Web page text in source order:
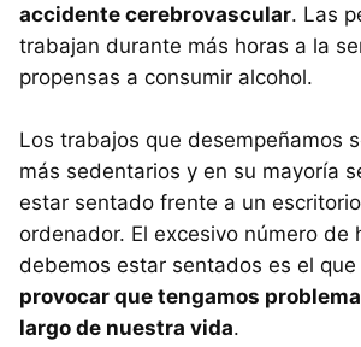
accidente cerebrovascular. Las
trabajan durante más horas a la
propensas a consumir alcohol.
Los trabajos que desempeñamos
más sedentarios y en su mayoría
estar sentado frente a un
ordenador. El excesivo número de
debemos estar sentados es el que
provocar que tengamos
largo de nuestra vida.